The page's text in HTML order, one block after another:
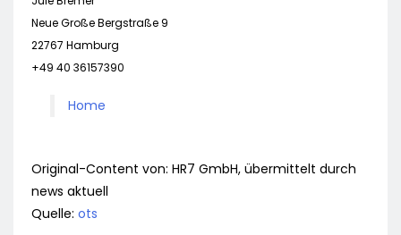
Neue Große Bergstraße 9
22767 Hamburg
+49 40 36157390
Home
Original-Content von: HR7 GmbH, übermittelt durch
news aktuell
Quelle: ots